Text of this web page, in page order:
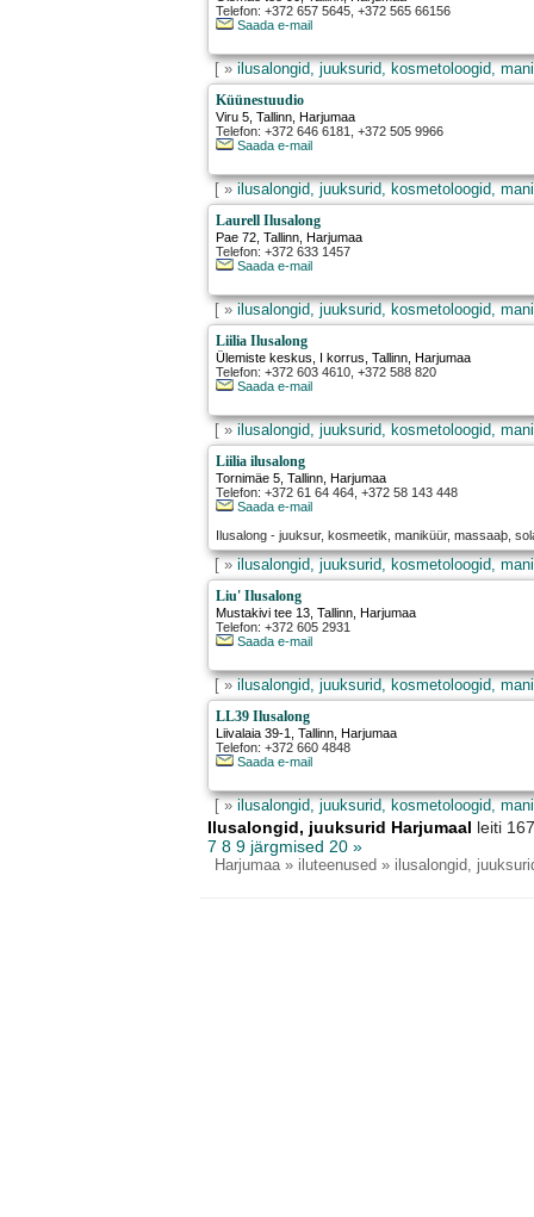
Telefon: +372 657 5645, +372 565 66156
Saada e-mail
[ »ilusalongid, juuksurid, kosmetoloogid,
Küünestuudio
Viru 5 ,Tallinn , Harjumaa
Telefon: +372 646 6181, +372 505 9966
Saada e-mail
[ »ilusalongid, juuksurid, kosmetoloogid,
Laurell Ilusalong
Pae 72 ,Tallinn , Harjumaa
Telefon: +372 633 1457
Saada e-mail
[ »ilusalongid, juuksurid, kosmetoloogid,
Liilia Ilusalong
Ülemiste keskus, I korrus ,Tallinn , Harjumaa
Telefon: +372 603 4610, +372 588 820
Saada e-mail
[ »ilusalongid, juuksurid, kosmetoloogid,
Liilia ilusalong
Tornimäe 5 ,Tallinn , Harjumaa
Telefon: +372 61 64 464, +372 58 143 448
Saada e-mail
Ilusalong - juuksur, kosmeetik, maniküür, massaaþ,
[ »ilusalongid, juuksurid, kosmetoloogid,
Liu' Ilusalong
Mustakivi tee 13 ,Tallinn , Harjumaa
Telefon: +372 605 2931
Saada e-mail
[ »ilusalongid, juuksurid, kosmetoloogid,
LL39 Ilusalong
Liivalaia 39-1 ,Tallinn , Harjumaa
Telefon: +372 660 4848
Saada e-mail
[ »ilusalongid, juuksurid, kosmetoloogid,
Ilusalongid, juuksurid Harjumaal leiti
7 8 9 järgmised 20 »
Harjumaa» iluteenused » ilusalongid,